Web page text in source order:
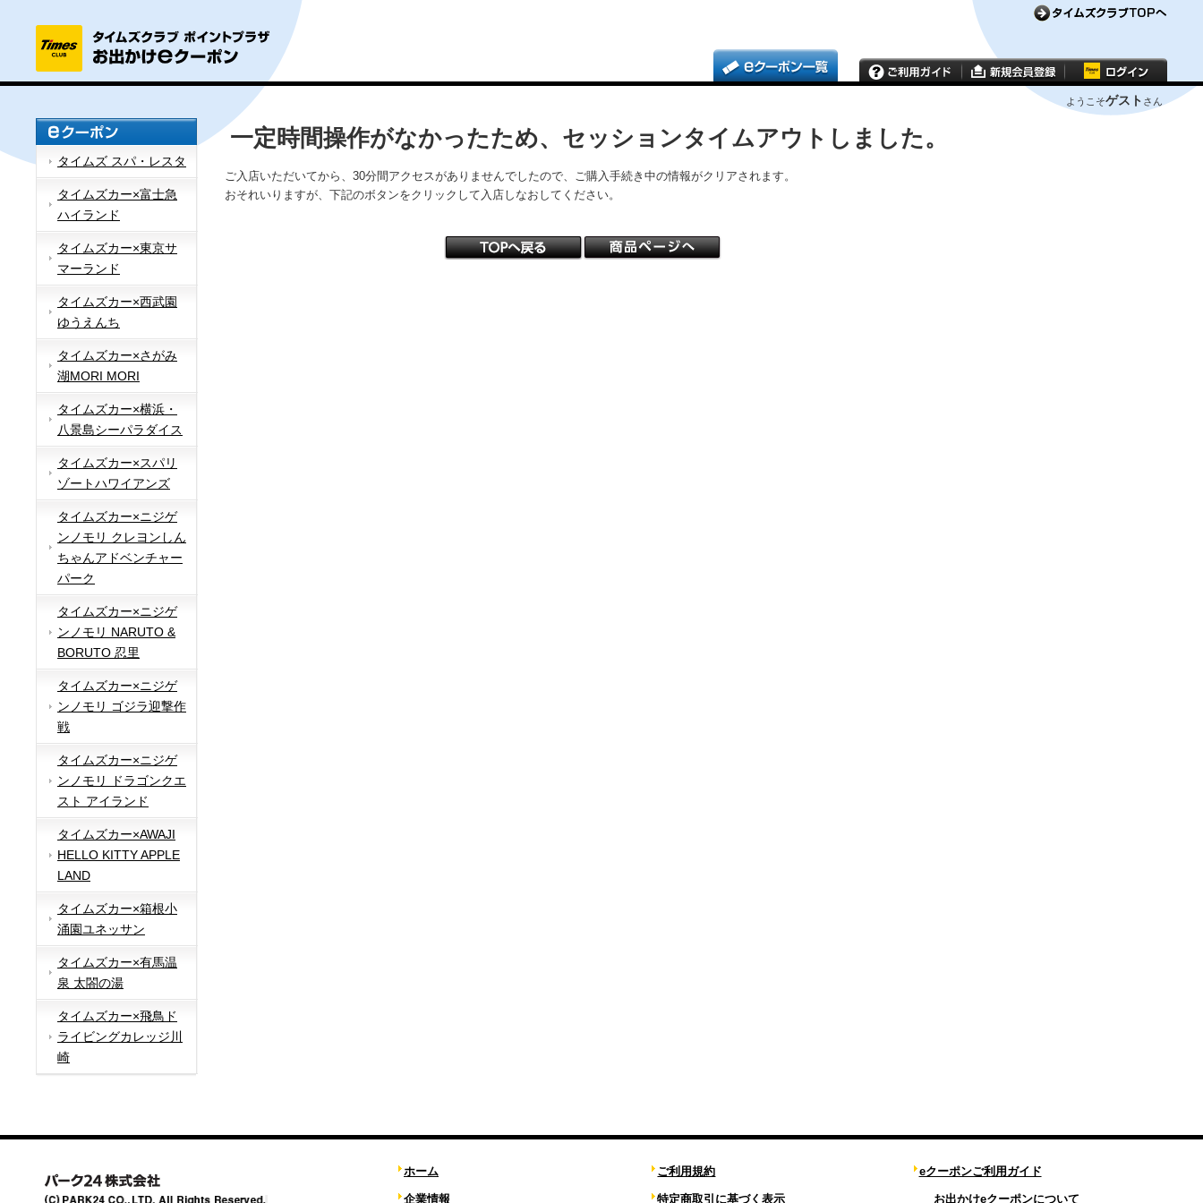
ようこそゲスト さん
タイムズ スパ・レスタ
タイムズカー×富士急
ハイランド
タイムズカー×東京サ
マーランド
タイムズカー×西武園
ゆうえんち
タイムズカー×さがみ
湖MORI MORI
タイムズカー×横浜・
八景島シーパラダイス
タイムズカー×スパリ
ゾートハワイアンズ
タイムズカー×ニジゲ
ンノモリ クレヨンしん
ちゃんアドベンチャー
パーク
タイムズカー×ニジゲ
ンノモリ NARUTO &
BORUTO 忍里
タイムズカー×ニジゲ
ンノモリ ゴジラ迎撃作
戦
タイムズカー×ニジゲ
ンノモリ ドラゴンクエ
スト アイランド
タイムズカー×AWAJI
HELLO KITTY APPLE
LAND
タイムズカー×箱根小
涌園ユネッサン
タイムズカー×有馬温
泉 太閤の湯
タイムズカー×飛鳥ド
ライビングカレッジ川
崎
一定時間操作がなかったため、セッションタイムアウトしました。
ご入店いただいてから、30分間アクセスがありませんでしたので、ご購入手続き中の情報がクリアされます。
おそれいりますが、下記のボタンをクリックして入店しなおしてください。
ホーム
企業情報
ご利用規約
特定商取引に基づく表示
eクーポンご利用ガイド
お出かけeクーポンについて